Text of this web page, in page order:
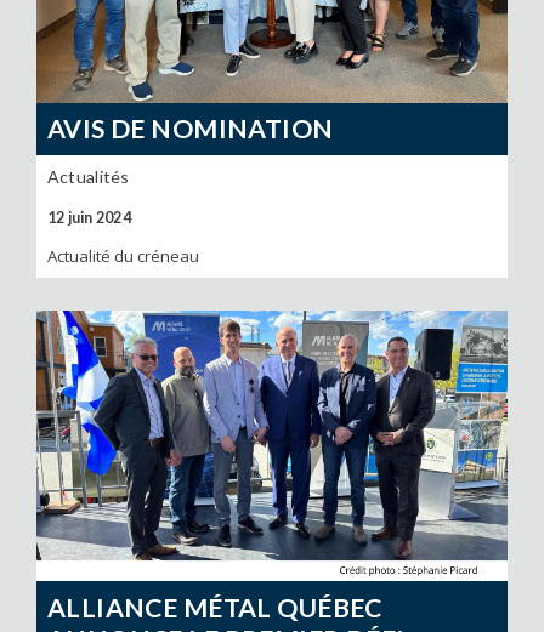
AVIS DE NOMINATION
Actualités
12 juin 2024
Actualité du créneau
ALLIANCE MÉTAL QUÉBEC